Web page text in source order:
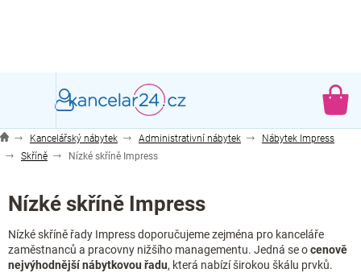
Kancelářský nábytek Administrativní nábytek
Nábytek Impress
Skříně
Nízké skříně Impress
Nízké skříně Impress
Nízké skříně řady Impress doporučujeme zejména pro kanceláře
zaměstnanců a pracovny nižšího managementu. Jedná se ocenově
nejvýhodnější nábytkovou řadu, která nabízí širokou škálu prvků.